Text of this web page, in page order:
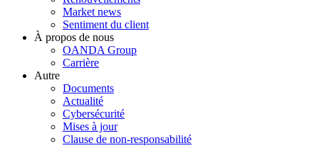
Market news
Sentiment du client
À propos de nous
OANDA Group
Carrière
Autre
Documents
Actualité
Cybersécurité
Mises à jour
Clause de non-responsabilité